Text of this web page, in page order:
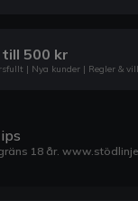
till 500 kr
| Nya kunder | Regler &
18 år.